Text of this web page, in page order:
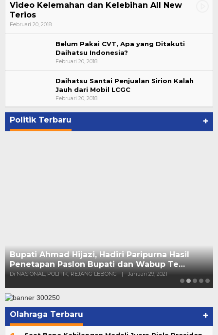
Video Kelemahan dan Kelebihan All New
Terios
Februari 20, 2018
Belum Pakai CVT, Apa yang Ditakuti
Daihatsu Indonesia?
Februari 20, 2018
Daihatsu Santai Penjualan Sirion Kalah
Jauh dari Mobil LCGC
Februari 20, 2018
Politik Terbaru +
Bupati Ahmad Hijazi, Hadiri Paripurna Hasil
Penetapan Paslon Bupati dan Wabup Te…
Di NASIONAL, POLITIK, REJANG LEBONG | Januari 29, 2021
Olahraga Terbaru +